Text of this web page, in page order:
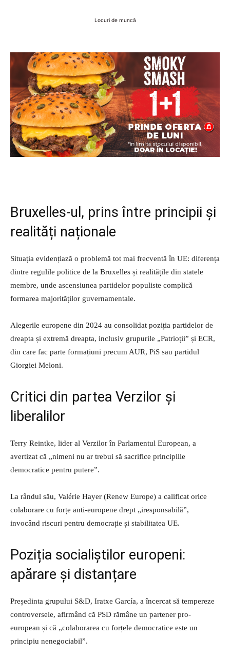
Locuri de muncă
Bruxelles-ul, prins între principii și
realități naționale
Situația evidențiază o problemă tot mai frecventă în UE: diferența
dintre regulile politice de la Bruxelles și realitățile din statele
membre, unde ascensiunea partidelor populiste complică
formarea majorităților guvernamentale.
Alegerile europene din 2024 au consolidat poziția partidelor de
dreapta și extremă dreapta, inclusiv grupurile „Patrioții” și ECR,
din care fac parte formațiuni precum AUR, PiS sau partidul
Giorgiei Meloni.
Critici din partea Verzilor și
liberalilor
Terry Reintke, lider al Verzilor în Parlamentul European, a
avertizat că „nimeni nu ar trebui să sacrifice principiile
democratice pentru putere”.
La rândul său, Valérie Hayer (Renew Europe) a calificat orice
colaborare cu forțe anti-europene drept „iresponsabilă”,
invocând riscuri pentru democrație și stabilitatea UE.
Poziția socialiștilor europeni:
apărare și distanțare
Președinta grupului S&D, Iratxe García, a încercat să tempereze
controversele, afirmând că PSD rămâne un partener pro-
european și că „colaborarea cu forțele democratice este un
principiu nenegociabil”.